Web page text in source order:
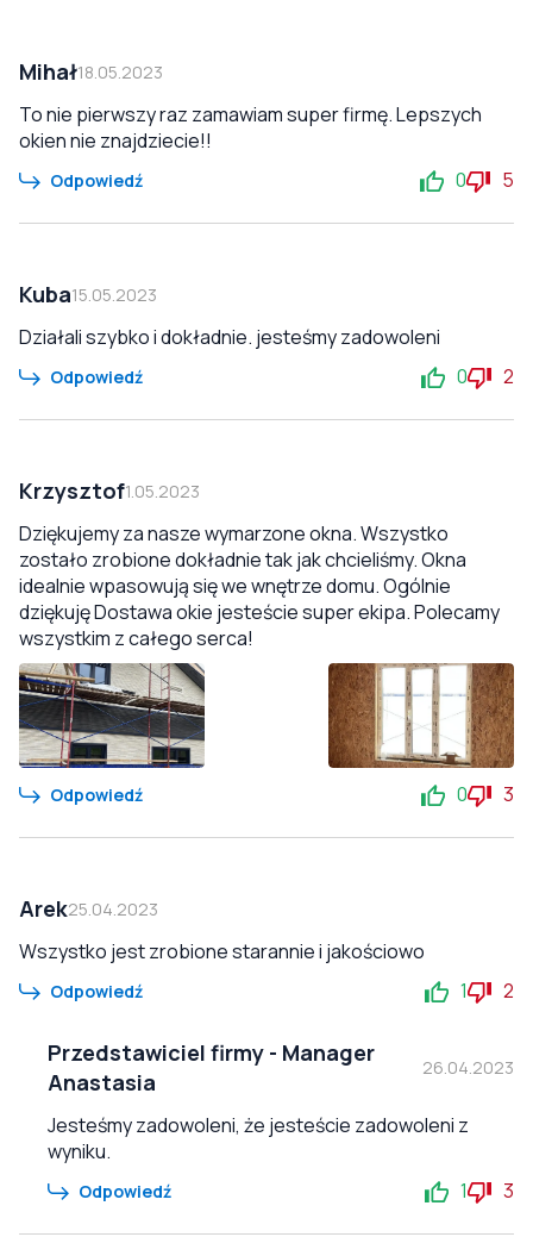
Mihał18.05.2023
To nie pierwszy raz zamawiam super firmę. Lepszych
okien nie znajdziecie!!
Odpowiedź 0 5
Kuba15.05.2023
Działali szybko i dokładnie. jesteśmy zadowoleni
Odpowiedź 0 2
Krzysztof1.05.2023
Dziękujemy za nasze wymarzone okna. Wszystko
zostało zrobione dokładnie tak jak chcieliśmy. Okna
idealnie wpasowują się we wnętrze domu. Ogólnie
dziękuję Dostawa okie jesteście super ekipa. Polecamy
wszystkim z całego serca!
Odpowiedź 0 3
Arek25.04.2023
Wszystko jest zrobione starannie i jakościowo
Odpowiedź 1 2
Przedstawiciel firmy - Manager
Anastasia
26.04.2023
Jesteśmy zadowoleni, że jesteście zadowoleni z
wyniku.
Odpowiedź 1 3